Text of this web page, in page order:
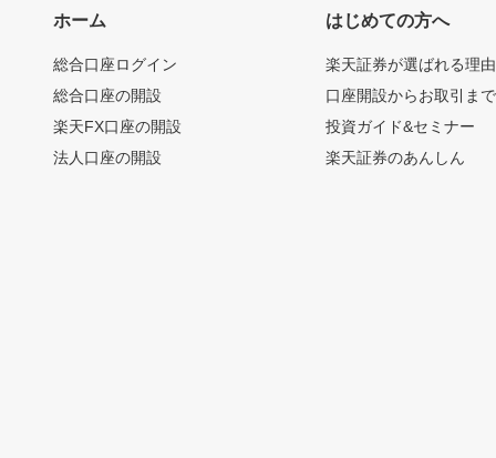
ホーム
総合口座ログイン
総合口座の開設
楽天FX口座の開設
法人口座の開設
はじめての方へ
楽天証券が選ばれる理由
口座開設からお取引ま
投資ガイド&セミナー
楽天証券のあんしん